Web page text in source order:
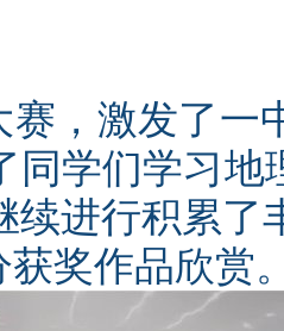
赛，激发了一
同学们学习
续进行积累了
获奖作品欣赏